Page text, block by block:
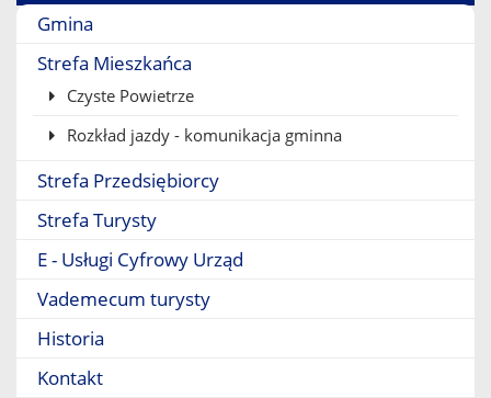
Menu boczne
Gmina
Strefa Mieszkańca
Czyste Powietrze
Rozkład jazdy - komunikacja gminna
Strefa Przedsiębiorcy
Strefa Turysty
E - Usługi Cyfrowy Urząd
Vademecum turysty
Historia
Kontakt